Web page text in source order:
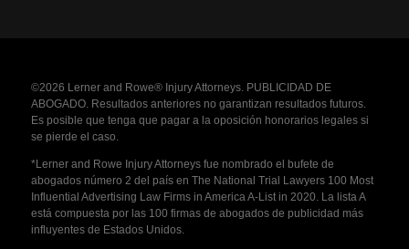
©2026 Lerner and Rowe® Injury Attorneys. PUBLICIDAD DE
ABOGADO. Resultados anteriores no garantizan resultados futuros.
Es posible que tenga que pagar a la oposición honorarios legales si
se pierde el caso.
*Lerner and Rowe Injury Attorneys fue nombrado el bufete de
abogados número 2 del país en The National Trial Lawyers 100 Most
Influential Advertising Law Firms in America A-List in 2020. La lista A
está compuesta por las 100 firmas de abogados de publicidad más
influyentes de Estados Unidos.